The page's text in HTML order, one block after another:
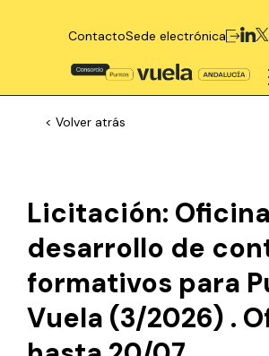
ContactoSede electrónica
< Volver atrás
Licitación:
desarrollo de
formativos para
Vuela (3/2026) .